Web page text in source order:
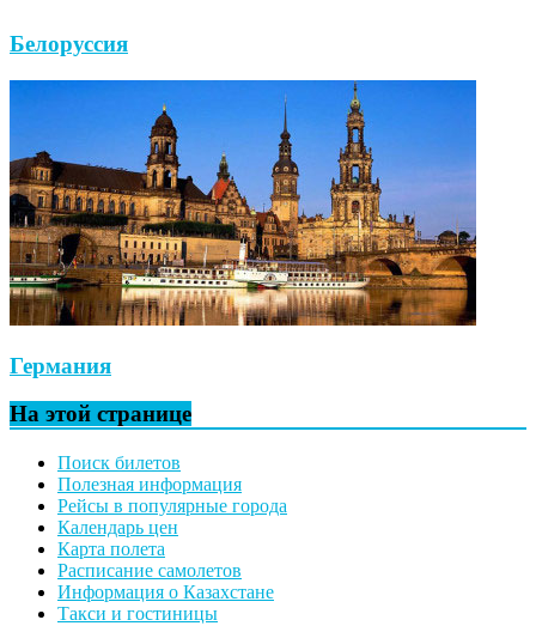
Белоруссия
Германия
На этой странице
Поиск билетов
Полезная информация
Рейсы в популярные города
Календарь цен
Карта полета
Расписание самолетов
Информация о Казахстане
Такси и гостиницы